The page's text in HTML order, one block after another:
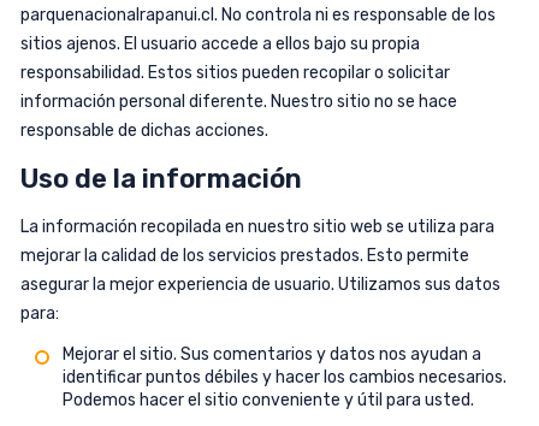
parquenacionalrapanui.cl. No controla ni es responsable de los
sitios ajenos. El usuario accede a ellos bajo su propia
responsabilidad. Estos sitios pueden recopilar o solicitar
información personal diferente. Nuestro sitio no se hace
responsable de dichas acciones.
Uso de la información
La información recopilada en nuestro sitio web se utiliza para
mejorar la calidad de los servicios prestados. Esto permite
asegurar la mejor experiencia de usuario. Utilizamos sus datos
para:
Mejorar el sitio. Sus comentarios y datos nos ayudan a
identificar puntos débiles y hacer los cambios necesarios.
Podemos hacer el sitio conveniente y útil para usted.